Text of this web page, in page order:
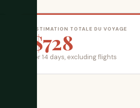
ESTIMATION TOTALE DU VOYAGE
$728
for 14 days, excluding flights